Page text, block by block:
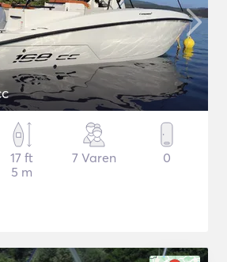
17 ft
5 m
7 Varen 0